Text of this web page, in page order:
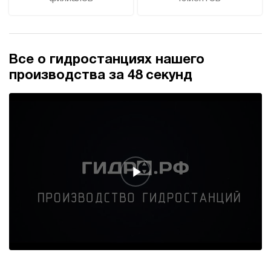
Все о гидростанциях нашего
производства за 48 секунд